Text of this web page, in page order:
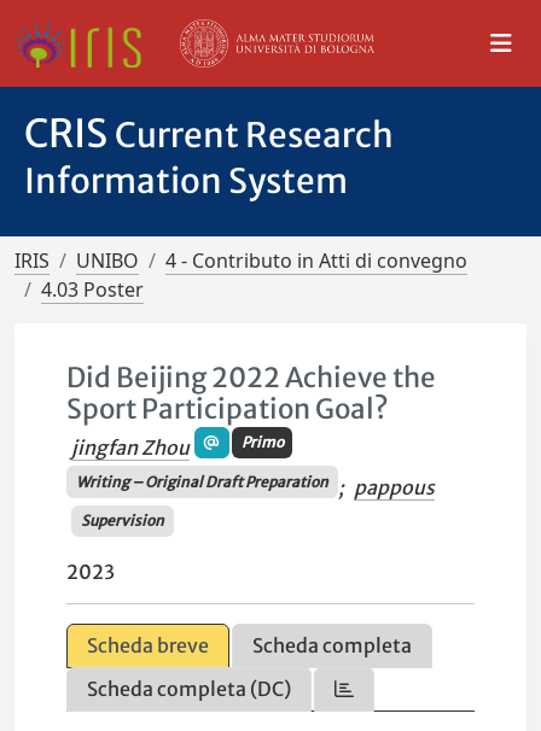
CRIS Current Research
Information System
IRIS UNIBO
4 - Contributo in Atti di convegno
4.03 Poster
Did Beijing 2022 Achieve the
Sport Participation Goal?
jingfan Zhou Primo
Writing – Original Draft Preparation ; pappous
Supervision
2023
Scheda breve
Scheda completa
Scheda completa (DC)